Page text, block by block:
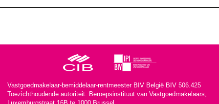
Vastgoedmakelaar-bemiddelaar-rentmeester BIV België BIV 506.425
Toezichthoudende autoriteit: Beroepsinstituut van Vastgoedmakelaars,